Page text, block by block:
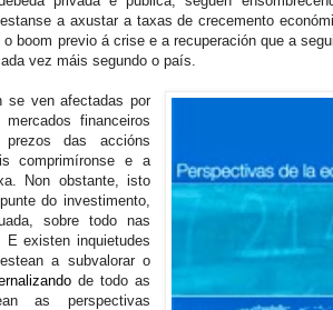
estanse a axustar a taxas de crecemento
o boom previo á crise e a recuperación que a
vez máis segundo o país.
se ven afectadas por
mercados financeiros
das accións
comprimíronse e a
Non obstante, isto
do investimento,
sobre todo nas
E existen inquietudes
estean a subvalorar o
de todo as
as perspectivas